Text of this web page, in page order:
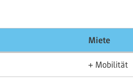
Miete
+ Mobilität